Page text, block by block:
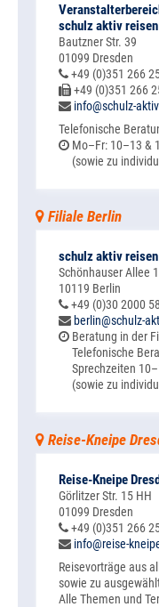
schulz aktiv reisen
Bautzner Str. 39
01099 Dresden
+49 (0)351 266
+49 (0)351 266
info@schulz-
Telefonische
Mo–Fr: 10–13 &
(sowie zu
Filiale Berlin
schulz aktiv reisen
Schönhauser Allee
10119 Berlin
+49 (0)30 2000
berlin@schulz-
Beratung in der
Telefonische
Sprechzeiten
(sowie zu
Reise-Kneipe
Reise-Kneipe
Görlitzer Str. 15 HH
01099 Dresden
+49 (0)351 266
info@reise-
Reisevorträge aus
sowie zu
Alle Themen und